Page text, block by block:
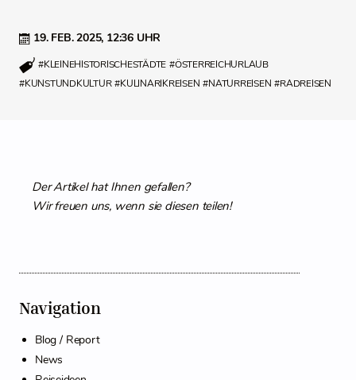
19. FEB. 2025, 12:36 UHR
#KLEINEHISTORISCHESTÄDTE #ÖSTERREICHURLAUB
#KUNSTUNDKULTUR #KULINARIKREISEN #NATURREISEN #RADREISEN
Der Artikel hat Ihnen gefallen?
Wir freuen uns, wenn sie diesen teilen!
Navigation
Blog / Report
News